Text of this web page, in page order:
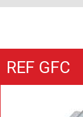
REF GFC